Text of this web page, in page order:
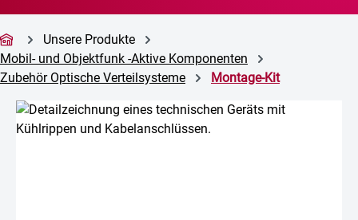
Unsere Produkte
Mobil- und Objektfunk -Aktive Komponenten
Zubehör Optische Verteilsysteme
Montage-Kit
Bildergalerie überspringen